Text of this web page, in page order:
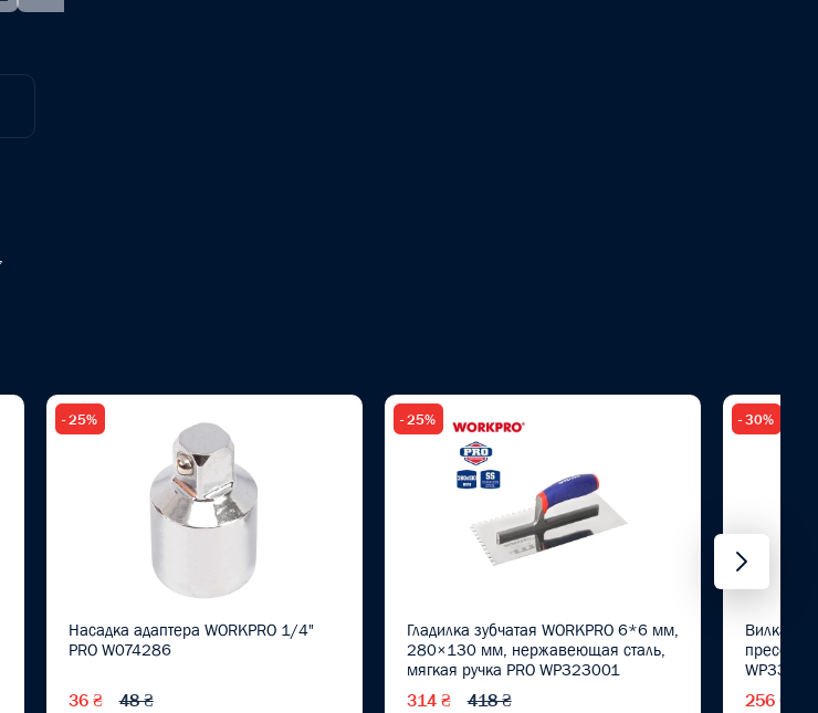
- 25%
Насадка адаптера WORKPRO 1/4"
PRO W074286
36 ₴ 48 ₴
- 25%
Гладилка зубчатая WORKPRO 6*6 мм,
280×130 мм, нержавеющая сталь,
мягкая ручка PRO WP323001
314 ₴ 418 ₴
- 30%
Вилка
256 ₴